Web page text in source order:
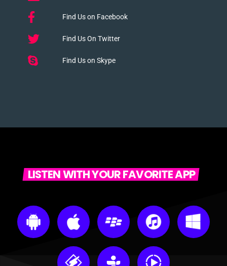
Find Us on Facebook
Find Us On Twitter
Find Us on Skype
LISTEN WITH YOUR FAVORITE APP